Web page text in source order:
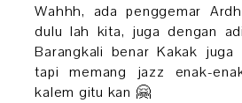
Wahhh, ada penggemar
dulu lah kita, juga dengan
Barangkali benar Kakak
tapi memang jazz enak-
kalem gitu kan 🤗